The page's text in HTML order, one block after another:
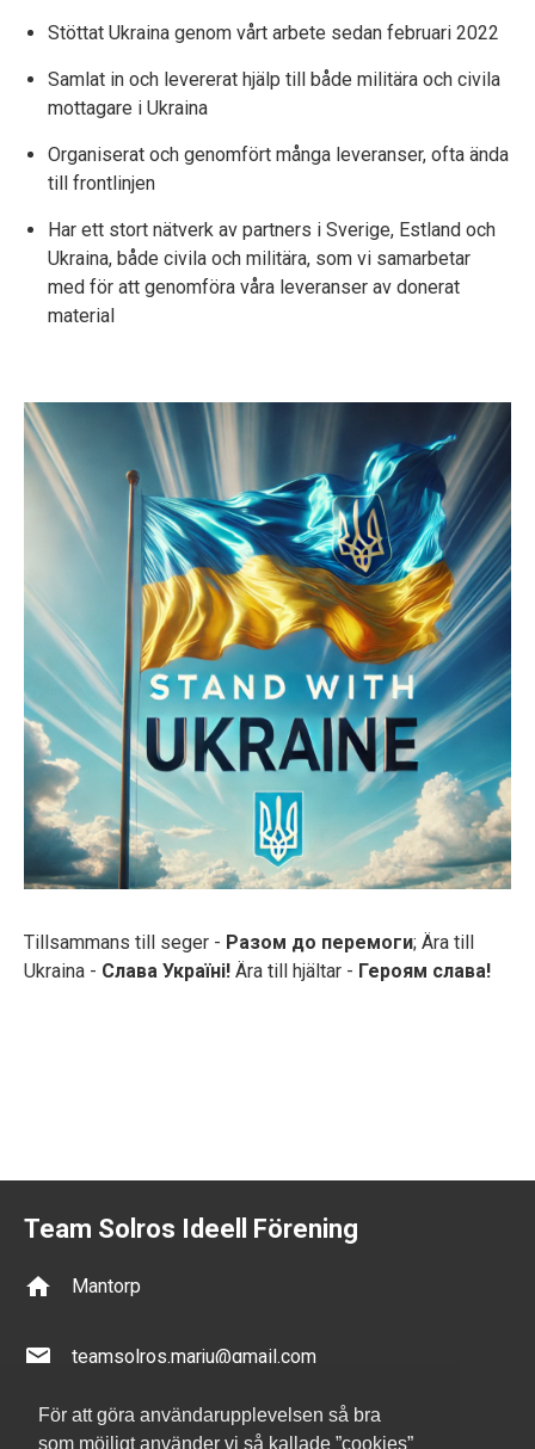
För att göra användarupplevelsen så bra
som möjligt använder vi så kallade ”cookies”
Stöttat Ukraina genom vårt arbete sedan februari 2022
Samlat in och levererat hjälp till både militära och civila
mottagare i Ukraina
Organiserat och genomfört många leveranser, ofta ända
till frontlinjen
Har ett stort nätverk av partners i Sverige, Estland och
Ukraina, både civila och militära, som vi samarbetar
med för att genomföra våra leveranser av donerat
material
Tillsammans till seger - Разом до перемоги; Ära till
Ukraina - Слава Україні! Ära till hjältar - Героям слава!
Team Solros Ideell Förening
home Mantorp
email teamsolros.marju@gmail.com
Swish 1231786631